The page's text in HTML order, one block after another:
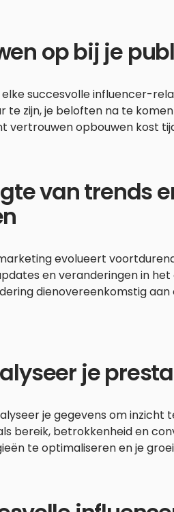
op bij je
succesvolle influencer-
te zijn, je beloften na te
vertrouwen opbouwen kost
van trends
evolueert
en veranderingen in het
dienovereenkomstig
je
je gegevens om inzicht
bereik, betrokkenheid en
te optimaliseren en je